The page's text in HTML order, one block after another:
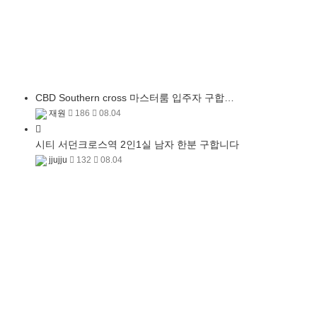
CBD Southern cross 마스터룸 입주자 구합…
재원 186 08.04
시티 서던크로스역 2인1실 남자 한분 구합니다
jjujju 132 08.04